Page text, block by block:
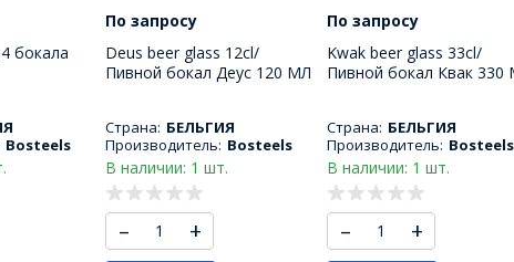
бокала
Bosteels
По запросу
Deus beer glass 12cl/
Пивной бокал Деус 120 МЛ
Страна: БЕЛЬГИЯ
Производитель: Bosteels
В наличии: 1 шт.
– +
По запросу
Kwak beer glass 33cl/
Пивной бокал Квак 330
Страна: БЕЛЬГИЯ
Производитель: Bosteels
В наличии: 1 шт.
– +